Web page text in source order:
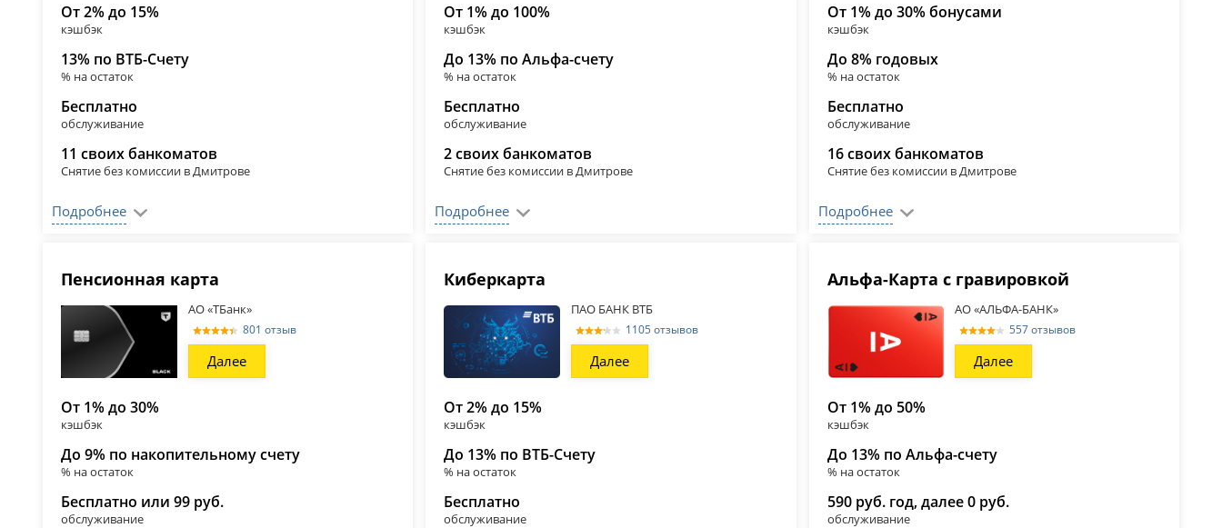
От 2% до 15%
кэшбэк
13% по ВТБ-Счету
% на остаток
Бесплатно
обслуживание
11 своих банкоматов
Снятие без комиссии в Дмитрове
Подробнее
От 1% до 100%
кэшбэк
До 13% по Альфа-счету
% на остаток
Бесплатно
обслуживание
2 своих банкоматов
Снятие без комиссии в Дмитрове
Подробнее
От 1% до 30% бонусами
кэшбэк
До 8% годовых
% на остаток
Бесплатно
обслуживание
16 своих банкоматов
Снятие без комиссии в Дмитрове
Подробнее
Пенсионная карта
АО «ТБанк»
801 отзыв
Далее
От 1% до 30%
кэшбэк
До 9% по накопительному счету
% на остаток
Бесплатно или 99 руб.
обслуживание
Киберкарта
ПАО БАНК ВТБ
1105 отзывов
Далее
От 2% до 15%
кэшбэк
До 13% по ВТБ-Счету
% на остаток
Бесплатно
обслуживание
Альфа-Карта с гравировкой
АО «АЛЬФА-БАНК»
557 отзывов
Далее
От 1% до 50%
кэшбэк
До 13% по Альфа-счету
% на остаток
590 руб. год, далее 0 руб.
обслуживание